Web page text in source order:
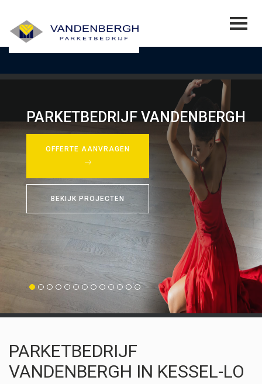
PARKETBEDRIJF VANDENBERGH
OFFERTE AANVRAGEN
BEKIJK PROJECTEN
PARKETBEDRIJF
VANDENBERGH IN KESSEL-LO